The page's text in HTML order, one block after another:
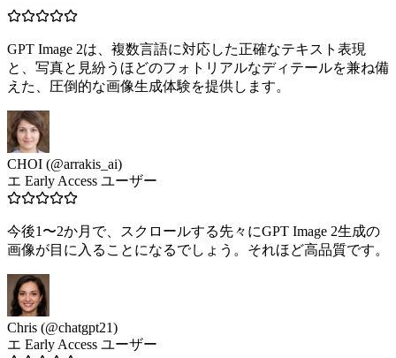
GPT Image 2は、複数言語に対応した正確なテキスト表現
と、写真と見紛うほどのフォトリアルなディテールを兼ね備
えた、圧倒的な画像生成体験を提供します。
CHOI (@arrakis_ai)
エ Early Access ユーザー
今後1〜2か月で、スクロールする先々にGPT Image 2生成の
画像が目に入ることになるでしょう。それほど高品質です。
Chris (@chatgpt21)
エ Early Access ユーザー